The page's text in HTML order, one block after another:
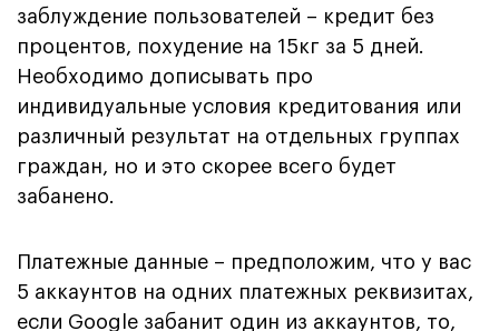
заблуждение пользователей – кредит без
процентов, похудение на 15кг за 5 дней.
Необходимо дописывать про
индивидуальные условия кредитования или
различный результат на отдельных группах
граждан, но и это скорее всего будет
забанено.
Платежные данные – предположим, что у вас
5 аккаунтов на одних платежных реквизитах,
если Google забанит один из аккаунтов, то,